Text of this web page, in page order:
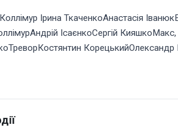
Ірина ТкаченкоАнастасія
ІсаєнкоСергій